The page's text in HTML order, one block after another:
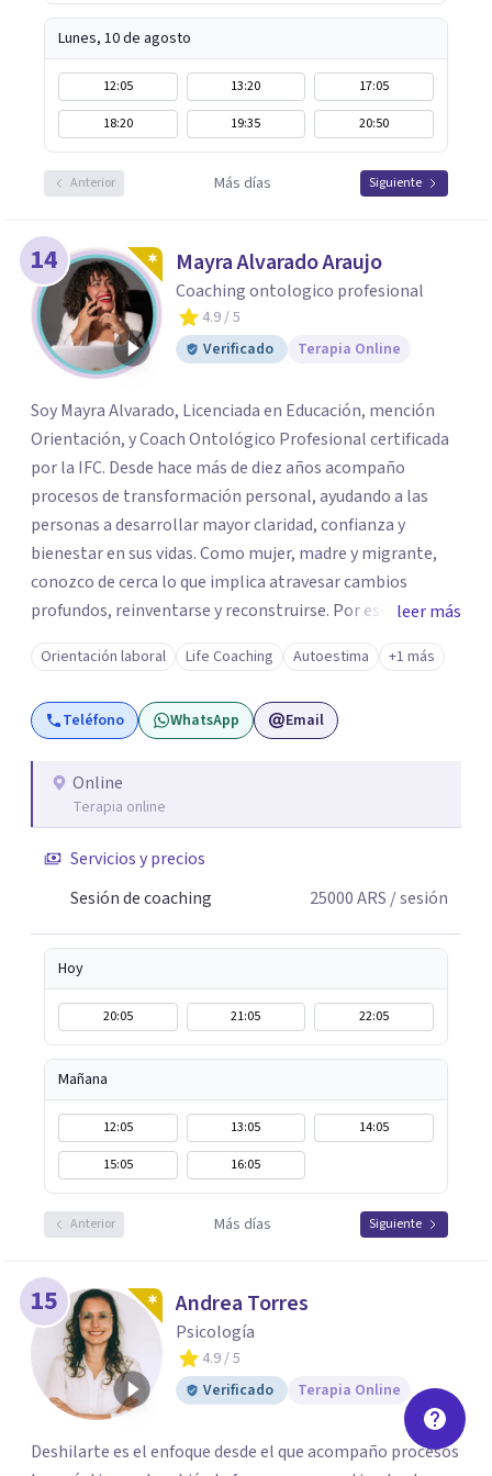
Lunes, 10 de agosto
12:05 13:20
17:05
18:20
19:35 20:50
Anterior Más días Siguiente
14 Mayra Alvarado Araujo
Coaching ontologico profesional
4.9/ 5
Verificado
Terapia Online
Soy Mayra Alvarado, Licenciada en Educación, mención
Orientación, y Coach Ontológico Profesional certificada
por la IFC. Desde hace más de diez años acompaño
procesos de transformación personal, ayudando a las
personas a desarrollar mayor claridad, confianza y
bienestar en sus vidas. Como mujer, madre y migrante,
conozco de cerca lo que implica atravesar cambios
profundos, reinventarse y reconstruirse. Por eso mi
acompañamiento combina herramientas de orientación,
coaching y desarrollo personal para ayudar a cada mujer a
comprender dónde está, identificar qué la está limitando
y diseñar acciones concretas para avanzar hacia una vida
quiere ser. A lo largo de mi trayectoria he aprendido que
detrás de cada crisis, cambio o sensación de
Por eso ofrezco un espacio de escucha genuina, reflexión
y acompañamiento, donde cada persona puede sentirse
leer más
Orientación laboral Life Coaching Autoestima +1 más
Teléfono WhatsApp Email
Online
Terapia online
Servicios y precios
Sesión de coaching
25000ARS / sesión
Hoy
20:05 21:05 22:05
Mañana
12:05 13:05
14:05
15:05
16:05
Anterior Más días Siguiente
15 Andrea Torres
Psicología
4.9/ 5
Verificado
Terapia Online
Deshilarte es el enfoque desde el que acompaño procesos